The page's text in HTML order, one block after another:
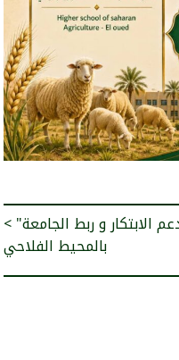
< "مقال صحفي بعنوان "نموذج في دعم الابتكار و ربط الجامعة
بالمحيط الفلاحي